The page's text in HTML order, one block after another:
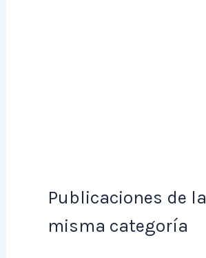
Publicaciones de la
misma categoría